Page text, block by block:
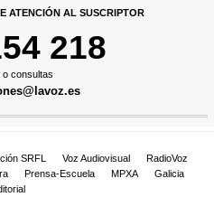
ATENCIÓN AL SUSCRIPTOR
218
o consultas
SRFL Voz Audiovisual
RadioVoz
Prensa-Escuela MPXA
Galicia